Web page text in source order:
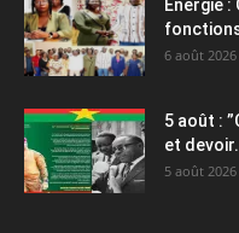
Energie
6 août 2026
5 août :
et
5 août 2026